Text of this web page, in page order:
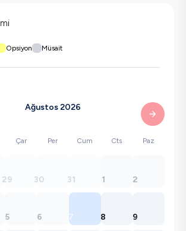
Opsiyon Müsait
Ağustos 2026
Çar Per Cum Cts Paz
29 30 31 1 2
5 6 7 8 9